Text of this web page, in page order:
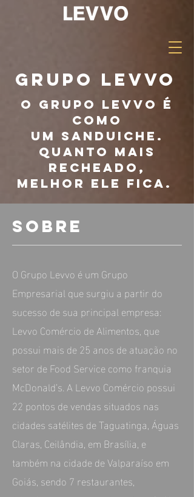
Grupo Levvo
o Grupo Levvo é
como
um sanduiche.
quanto mais
recheado,
melhor ele fica.
SOBRE
O Grupo Levvo é um Grupo
Empresarial que surgiu a partir do
sucesso de sua principal empresa:
Levvo Comércio de Alimentos, que
possui mais de 25 anos de atuação no
setor de Food Service como franquia
McDonald’s. A Levvo Comércio possui
22 pontos de vendas situados nas
cidades satélites de Taguatinga, Águas
Claras, Ceilândia, em Brasília, e
também na cidade de Valparaíso em
Goiás, sendo 7 restaurantes,